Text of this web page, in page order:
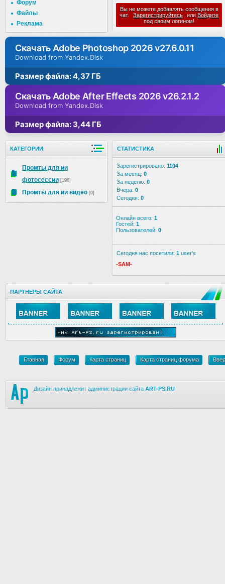
Форум
Файлы
Реклама
Вы не можете добавлять сообщения в
чат.
Зарегистрируйтесь или Войдите
под своим логином!
Скачать Adobe Photoshop 2026 v27.6.0.11
Download from Yandex.Disk
Размер файла: 4,37 ГБ
Скачать Adobe After Effects 2026 v26.2.1.2
Download from Yandex.Disk
Размер файла: 3,44 ГБ
КАТЕГОРИИ
Промты для ии
фотосессии [196]
Промты для ии видео [0]
СТАТИСТИКА
Зарегистрировано: 1104
За месяц: 0
За неделю: 0
Вчера: 0
Сегодня: 0
Онлайн всего: 1
Гостей: 1
Пользователей: 0
Сегодня нас посетили: 1 user's
-SAM-
ПАРТНЕРЫ САЙТА
Главная Форум Карта страниц Карта страниц форума
Дизайн принадлежит администрации сайта ART-PS.RU